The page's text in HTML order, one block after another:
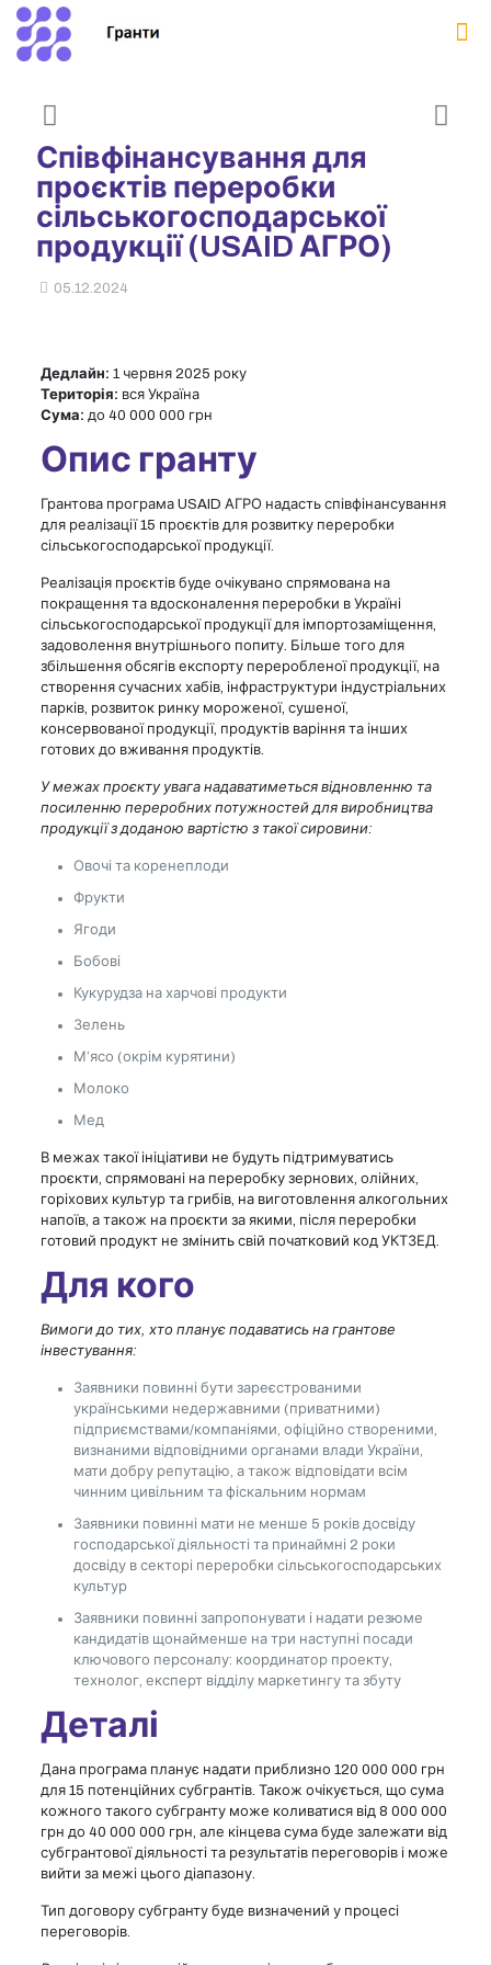
Співфінансування для
проєктів переробки
сільськогосподарської
продукції (USAID АГРО)
05.12.2024
Дедлайн: 1 червня 2025 року
Територія: вся Україна
Сума: до 40 000 000 грн
Опис гранту
Грантова програма USAID АГРО надасть співфінансування
для реалізації 15 проєктів для розвитку переробки
сільськогосподарської продукції.
Реалізація проєктів буде очікувано спрямована на
покращення та вдосконалення переробки в Україні
сільськогосподарської продукції для імпортозаміщення,
задоволення внутрішнього попиту. Більше того для
збільшення обсягів експорту переробленої продукції, на
створення сучасних хабів, інфраструктури індустріальних
парків, розвиток ринку мороженої, сушеної,
консервованої продукції, продуктів варіння та інших
готових до вживання продуктів.
У межах проєкту увага надаватиметься відновленню та
посиленню переробних потужностей для виробництва
продукції з доданою вартістю з такої сировини:
Овочі та коренеплоди
Фрукти
Ягоди
Бобові
Кукурудза на харчові продукти
Зелень
М’ясо (окрім курятини)
Молоко
Мед
В межах такої ініціативи не будуть підтримуватись
проєкти, спрямовані на переробку зернових, олійних,
горіхових культур та грибів, на виготовлення алкогольних
напоїв, а також на проєкти за якими, після переробки
готовий продукт не змінить свій початковий код УКТЗЕД.
Для кого
Вимоги до тих, хто планує подаватись на грантове
інвестування:
Заявники повинні бути зареєстрованими
українськими недержавними (приватними)
підприємствами/компаніями, офіційно створеними,
визнаними відповідними органами влади України,
мати добру репутацію, а також відповідати всім
чинним цивільним та фіскальним нормам
Заявники повинні мати не менше 5 років досвіду
господарської діяльності та принаймні 2 роки
досвіду в секторі переробки сільськогосподарських
культур
Заявники повинні запропонувати і надати резюме
кандидатів щонайменше на три наступні посади
ключового персоналу: координатор проекту,
технолог, експерт відділу маркетингу та збуту
Деталі
Дана програма планує надати приблизно 120 000 000 грн
для 15 потенційних субгрантів. Також очікується, що сума
кожного такого субгранту може коливатися від 8 000 000
грн до 40 000 000 грн, але кінцева сума буде залежати від
субгрантової діяльності та результатів переговорів і може
вийти за межі цього діапазону.
Тип договору субгранту буде визначений у процесі
переговорів.